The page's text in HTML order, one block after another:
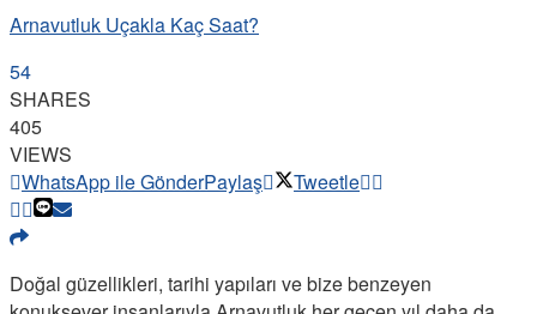
Arnavutluk Uçakla Kaç Saat?
54
SHARES
405
VIEWS
WhatsApp ile GönderPaylaş Tweetle
Doğal güzellikleri, tarihi yapıları ve bize benzeyen